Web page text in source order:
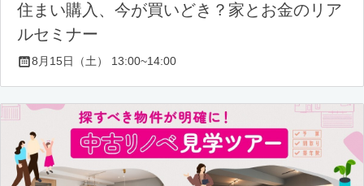
住まい購入、今が買いどき？家とお金のリア
ルセミナー
8月15日（土） 13:00~14:00